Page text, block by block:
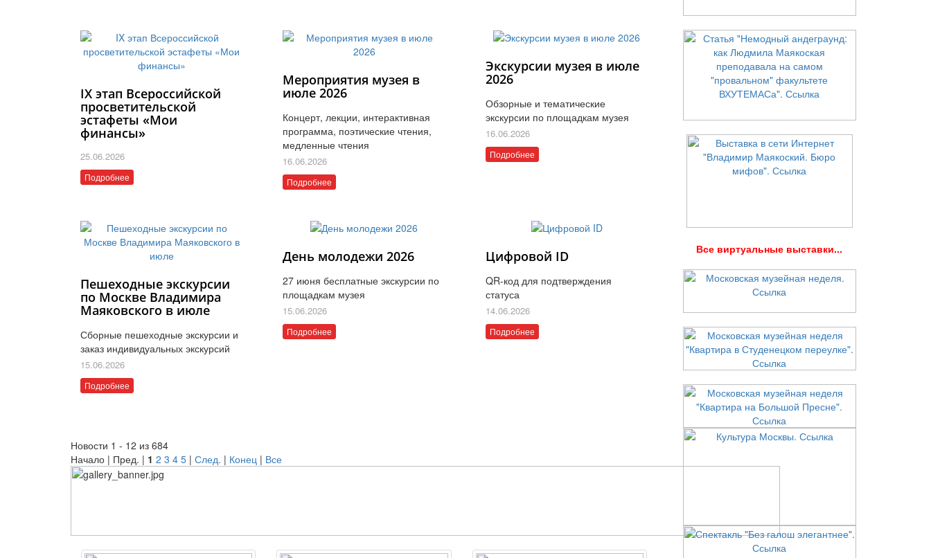
IX этап Всероссийской
просветительской
эстафеты «Мои
финансы»
25.06.2026
Подробнее
Мероприятия музея в
июле 2026
Концерт, лекции, интерактивная
программа, поэтические чтения,
медленные чтения
16.06.2026
Подробнее
Экскурсии музея в июле
2026
Обзорные и тематические
экскурсии по площадкам музея
16.06.2026
Подробнее
Пешеходные экскурсии
по Москве Владимира
Маяковского в июле
Сборные пешеходные экскурсии и
заказ индивидуальных экскурсий
15.06.2026
Подробнее
День молодежи 2026
27 июня бесплатные экскурсии по
площадкам музея
15.06.2026
Подробнее
Цифровой ID
QR-код для подтверждения
статуса
14.06.2026
Подробнее
Новости 1 - 12 из 684
Начало | Пред. | 1 2 3 4 5 | След. | Конец | Все
Все виртуальные выставки...